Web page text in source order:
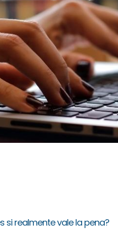
si realmente vale la pena?